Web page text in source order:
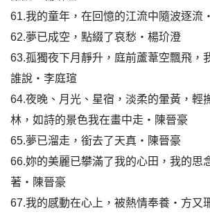
61.我的童年，在回憶的江流中隨波逐流
62.夢已成空，點綴了哀愁‧楊玠澄
63.孤獨夜下月靜升，庭前蘆葦空飄飛，
誰說‧李庭瑄
64.夜晚、月光、星宿，淡柔的暈黃，輕
林，如詩的景色我在畫中走‧陳晉豪
65.夢已溜走，銜去了天真‧陳晉豪
66.妳的美麗已攀滿了我的心田，我的思
著‧陳晉豪
67.我的感動在心上，被熱情奉養‧方又